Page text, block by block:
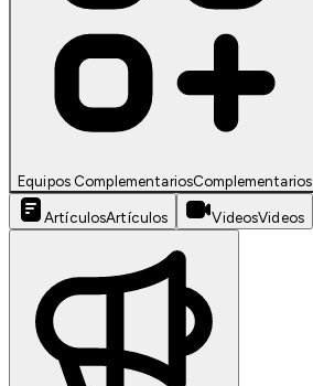
Equipos ComplementariosComplementarios
ArtículosArtículos VideosVideos